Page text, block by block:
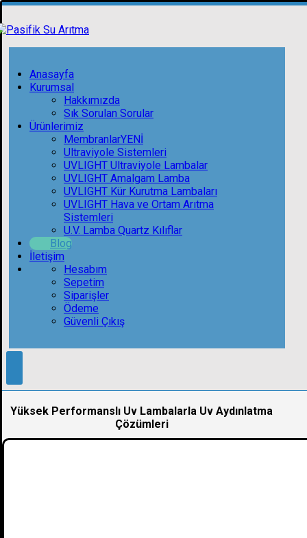
Anasayfa
Kurumsal
Hakkımızda
Sık Sorulan Sorular
Ürünlerimiz
MembranlarYENİ
Ultraviyole Sistemleri
UVLIGHT Ultraviyole Lambalar
UVLIGHT Amalgam Lamba
UVLIGHT Kür Kurutma Lambaları
UVLIGHT Hava ve Ortam Arıtma
Sistemleri
U.V. Lamba Quartz Kılıflar
Blog
İletişim
Hesabım
Sepetim
Siparişler
Ödeme
Güvenli Çıkış
Yüksek Performanslı Uv Lambalarla Uv Aydınlatma
Çözümleri